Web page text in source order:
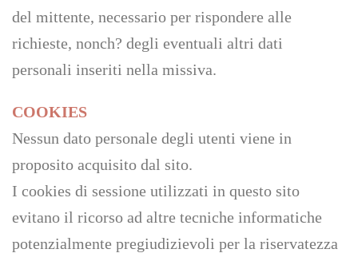
del mittente, necessario per rispondere alle
richieste, nonch? degli eventuali altri dati
personali inseriti nella missiva.
COOKIES
Nessun dato personale degli utenti viene in
proposito acquisito dal sito.
I cookies di sessione utilizzati in questo sito
evitano il ricorso ad altre tecniche informatiche
potenzialmente pregiudizievoli per la riservatezza